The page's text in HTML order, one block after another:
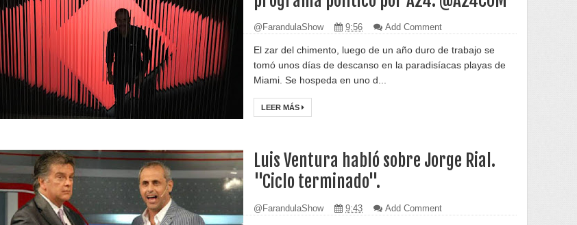
@FarandulaShow 9:56 Add Comment
El zar del chimento, luego de un año duro de trabajo se
tomó unos días de descanso en la paradisíacas playas de
Miami. Se hospeda en uno d...
LEER MÁS
Luis Ventura habló sobre Jorge Rial.
"Ciclo terminado".
@FarandulaShow 9:43 Add Comment